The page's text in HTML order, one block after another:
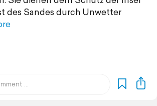
des Sandes durch Unwetter